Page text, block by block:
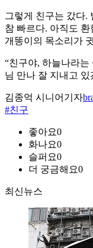
그렇게 친구는 갔다.
참 빠르다. 아직도
개똥이의 목소리가
“친구야, 하늘나라는
님 만나 잘 지내고 있
김종억 시니어기자
#친구
좋아요0
화나요0
슬퍼요0
더 궁금해요0
최신뉴스